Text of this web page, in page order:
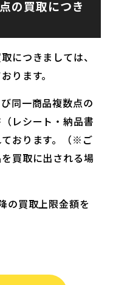
の買取につき
につきましては、
ります。
同一商品複数点の
レシート・納品書
おります。（※ご
買取に出される場
の買取上限金額を